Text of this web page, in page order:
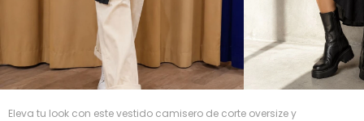
Eleva tu look con este vestido camisero de corte oversize y